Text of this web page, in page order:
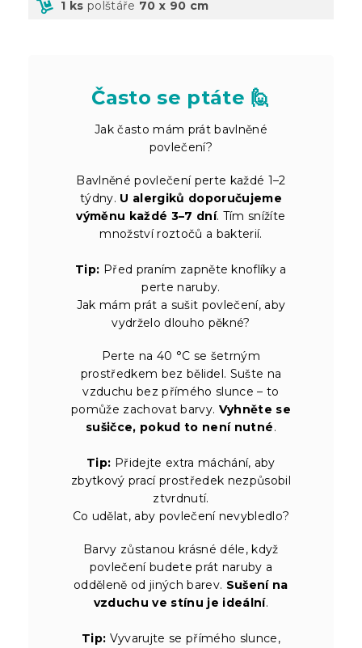
1 ks polštáře 70 x 90 cm
Často se ptáte 🙋
Jak často mám prát bavlněné
povlečení?
Bavlněné povlečení perte každé 1–2
týdny. U alergiků doporučujeme
výměnu každé 3–7 dní. Tím snížíte
množství roztočů a bakterií.
Tip: Před praním zapněte knoflíky a
perte naruby.
Jak mám prát a sušit povlečení, aby
vydrželo dlouho pěkné?
Perte na 40 °C se šetrným
prostředkem bez bělidel. Sušte na
vzduchu bez přímého slunce – to
pomůže zachovat barvy. Vyhněte se
sušičce, pokud to není nutné.
Tip: Přidejte extra máchání, aby
zbytkový prací prostředek nezpůsobil
ztvrdnutí.
Co udělat, aby povlečení nevybledlo?
Barvy zůstanou krásné déle, když
povlečení budete prát naruby a
odděleně od jiných barev. Sušení na
vzduchu ve stínu je ideální.
Tip: Vyvarujte se přímého slunce,